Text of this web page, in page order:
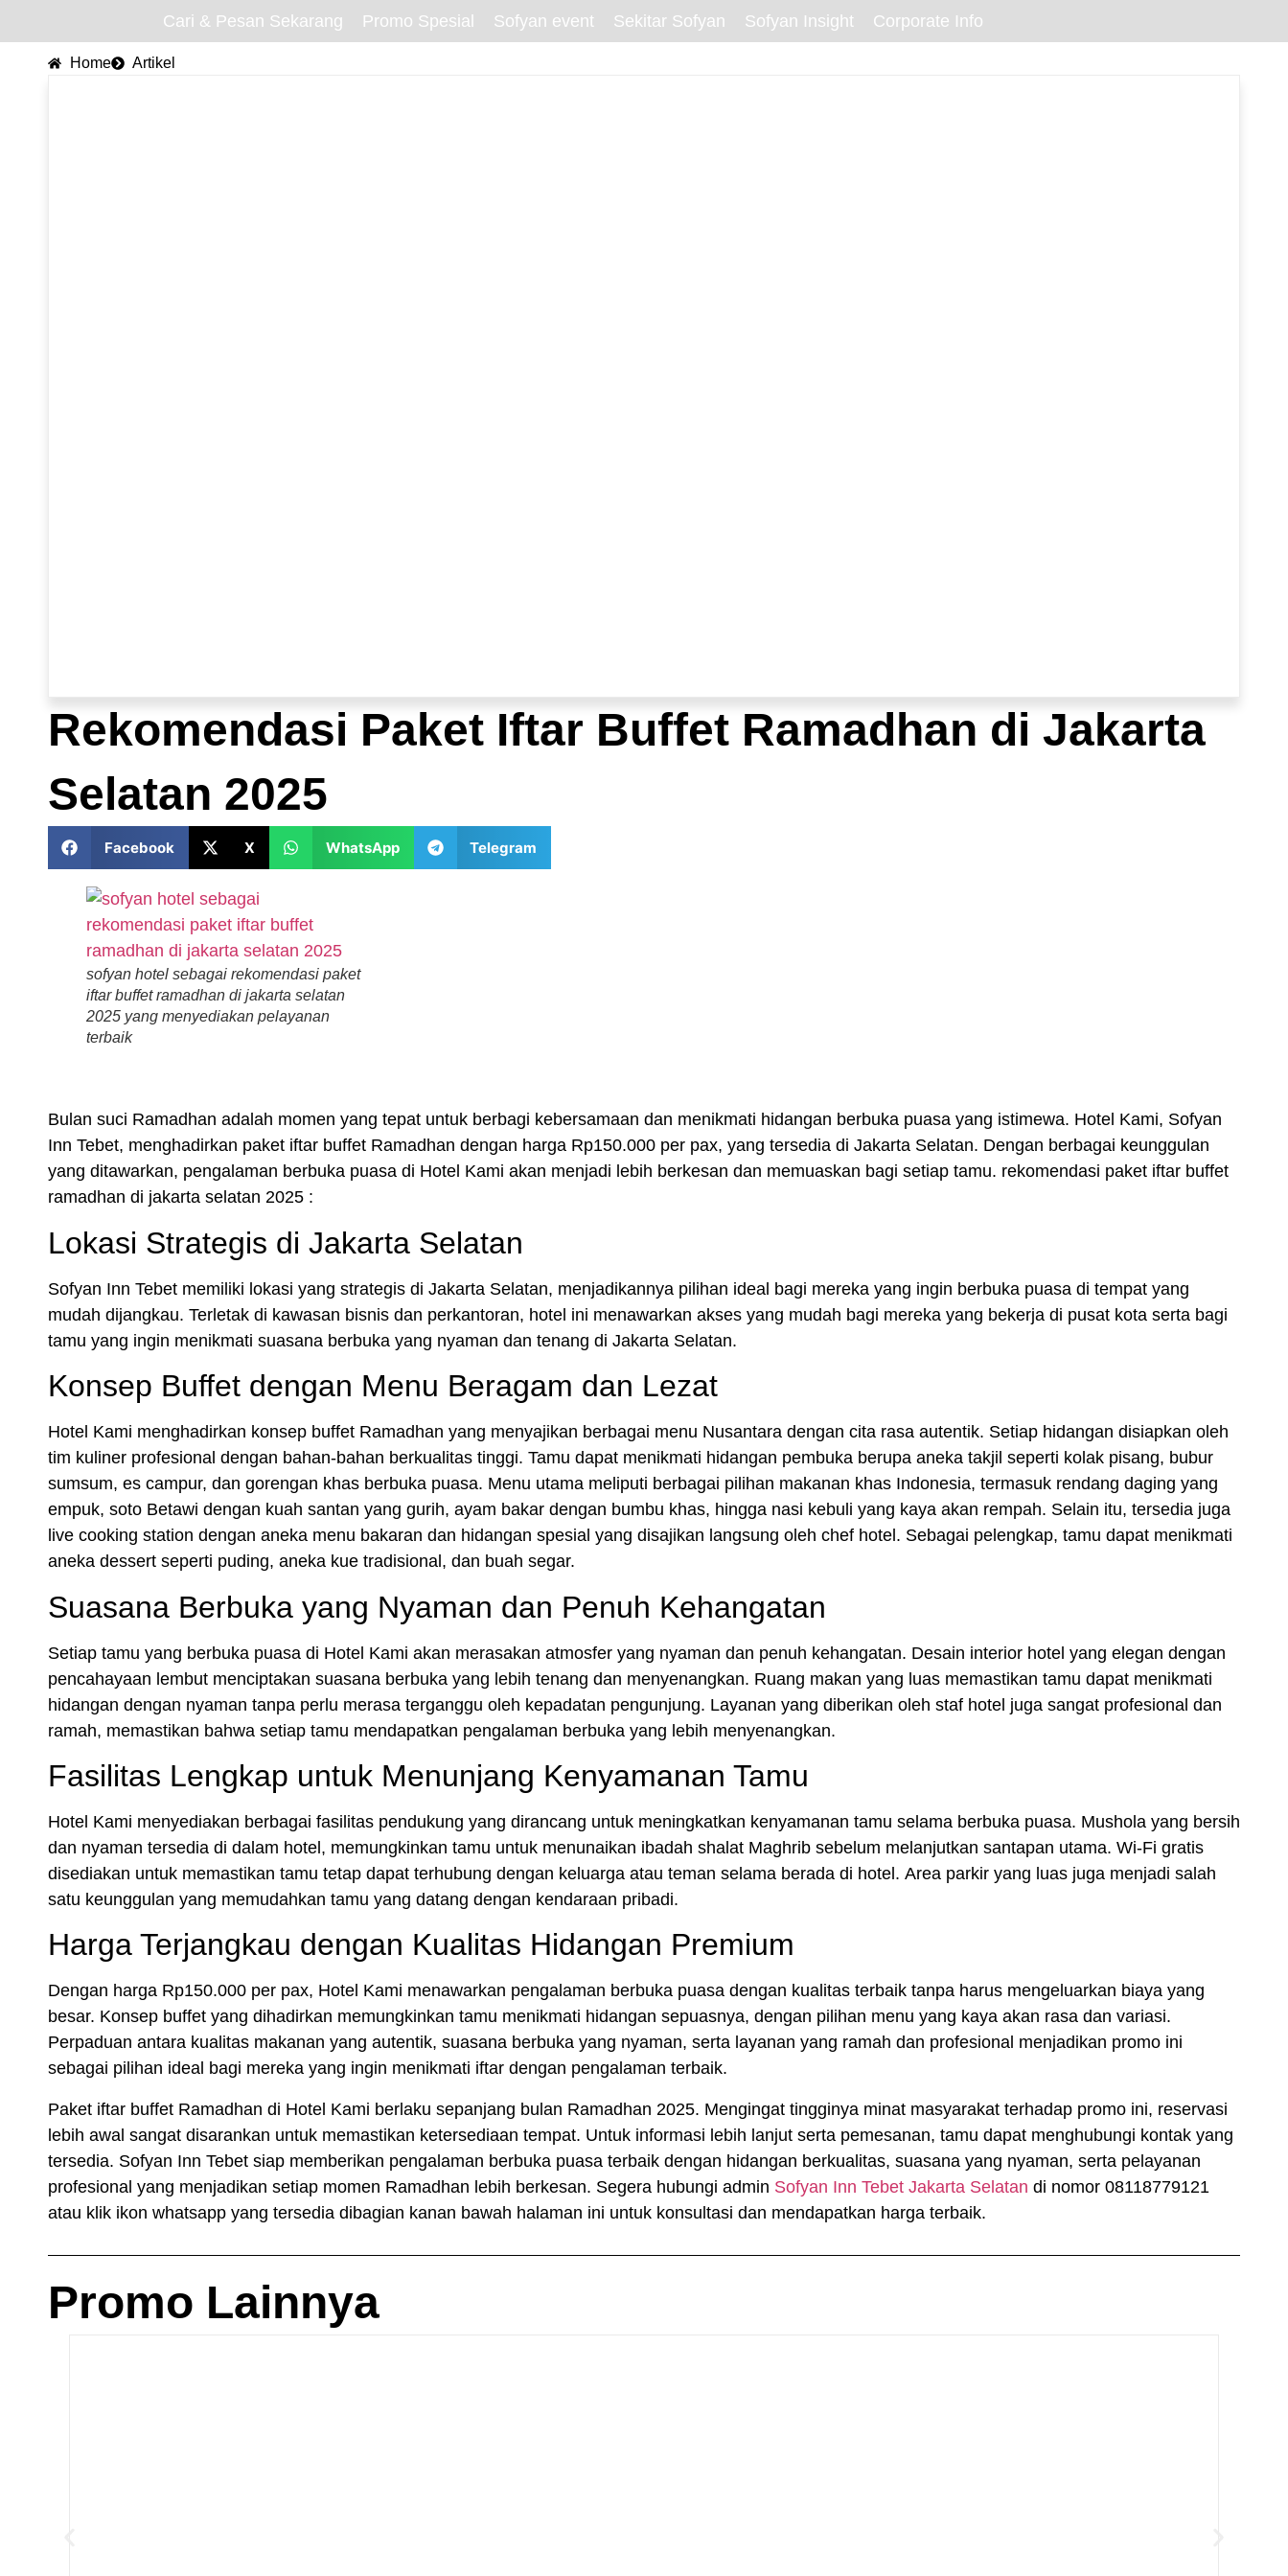
Cari & Pesan Sekarang Promo Spesial Sofyan event Sekitar Sofyan Sofyan Insight Corporate Info
Home Artikel
Rekomendasi Paket Iftar Buffet Ramadhan di Jakarta
Selatan 2025
Facebook X WhatsApp Telegram
sofyan hotel sebagai rekomendasi paket
iftar buffet ramadhan di jakarta selatan
2025 yang menyediakan pelayanan
terbaik
Bulan suci Ramadhan adalah momen yang tepat untuk berbagi kebersamaan dan menikmati hidangan berbuka puasa yang istimewa. Hotel Kami, Sofyan
Inn Tebet, menghadirkan paket iftar buffet Ramadhan dengan harga Rp150.000 per pax, yang tersedia di Jakarta Selatan. Dengan berbagai keunggulan
yang ditawarkan, pengalaman berbuka puasa di Hotel Kami akan menjadi lebih berkesan dan memuaskan bagi setiap tamu. rekomendasi paket iftar buffet
ramadhan di jakarta selatan 2025 :
Lokasi Strategis di Jakarta Selatan
Sofyan Inn Tebet memiliki lokasi yang strategis di Jakarta Selatan, menjadikannya pilihan ideal bagi mereka yang ingin berbuka puasa di tempat yang
mudah dijangkau. Terletak di kawasan bisnis dan perkantoran, hotel ini menawarkan akses yang mudah bagi mereka yang bekerja di pusat kota serta bagi
tamu yang ingin menikmati suasana berbuka yang nyaman dan tenang di Jakarta Selatan.
Konsep Buffet dengan Menu Beragam dan Lezat
Hotel Kami menghadirkan konsep buffet Ramadhan yang menyajikan berbagai menu Nusantara dengan cita rasa autentik. Setiap hidangan disiapkan oleh
tim kuliner profesional dengan bahan-bahan berkualitas tinggi. Tamu dapat menikmati hidangan pembuka berupa aneka takjil seperti kolak pisang, bubur
sumsum, es campur, dan gorengan khas berbuka puasa. Menu utama meliputi berbagai pilihan makanan khas Indonesia, termasuk rendang daging yang
empuk, soto Betawi dengan kuah santan yang gurih, ayam bakar dengan bumbu khas, hingga nasi kebuli yang kaya akan rempah. Selain itu, tersedia juga
live cooking station dengan aneka menu bakaran dan hidangan spesial yang disajikan langsung oleh chef hotel. Sebagai pelengkap, tamu dapat menikmati
aneka dessert seperti puding, aneka kue tradisional, dan buah segar.
Suasana Berbuka yang Nyaman dan Penuh Kehangatan
Setiap tamu yang berbuka puasa di Hotel Kami akan merasakan atmosfer yang nyaman dan penuh kehangatan. Desain interior hotel yang elegan dengan
pencahayaan lembut menciptakan suasana berbuka yang lebih tenang dan menyenangkan. Ruang makan yang luas memastikan tamu dapat menikmati
hidangan dengan nyaman tanpa perlu merasa terganggu oleh kepadatan pengunjung. Layanan yang diberikan oleh staf hotel juga sangat profesional dan
ramah, memastikan bahwa setiap tamu mendapatkan pengalaman berbuka yang lebih menyenangkan.
Fasilitas Lengkap untuk Menunjang Kenyamanan Tamu
Hotel Kami menyediakan berbagai fasilitas pendukung yang dirancang untuk meningkatkan kenyamanan tamu selama berbuka puasa. Mushola yang bersih
dan nyaman tersedia di dalam hotel, memungkinkan tamu untuk menunaikan ibadah shalat Maghrib sebelum melanjutkan santapan utama. Wi-Fi gratis
disediakan untuk memastikan tamu tetap dapat terhubung dengan keluarga atau teman selama berada di hotel. Area parkir yang luas juga menjadi salah
satu keunggulan yang memudahkan tamu yang datang dengan kendaraan pribadi.
Harga Terjangkau dengan Kualitas Hidangan Premium
Dengan harga Rp150.000 per pax, Hotel Kami menawarkan pengalaman berbuka puasa dengan kualitas terbaik tanpa harus mengeluarkan biaya yang
besar. Konsep buffet yang dihadirkan memungkinkan tamu menikmati hidangan sepuasnya, dengan pilihan menu yang kaya akan rasa dan variasi.
Perpaduan antara kualitas makanan yang autentik, suasana berbuka yang nyaman, serta layanan yang ramah dan profesional menjadikan promo ini
sebagai pilihan ideal bagi mereka yang ingin menikmati iftar dengan pengalaman terbaik.
Paket iftar buffet Ramadhan di Hotel Kami berlaku sepanjang bulan Ramadhan 2025. Mengingat tingginya minat masyarakat terhadap promo ini, reservasi
lebih awal sangat disarankan untuk memastikan ketersediaan tempat. Untuk informasi lebih lanjut serta pemesanan, tamu dapat menghubungi kontak yang
tersedia. Sofyan Inn Tebet siap memberikan pengalaman berbuka puasa terbaik dengan hidangan berkualitas, suasana yang nyaman, serta pelayanan
profesional yang menjadikan setiap momen Ramadhan lebih berkesan. Segera hubungi admin Sofyan Inn Tebet Jakarta Selatan di nomor 08118779121
atau klik ikon whatsapp yang tersedia dibagian kanan bawah halaman ini untuk konsultasi dan mendapatkan harga terbaik.
Promo Lainnya